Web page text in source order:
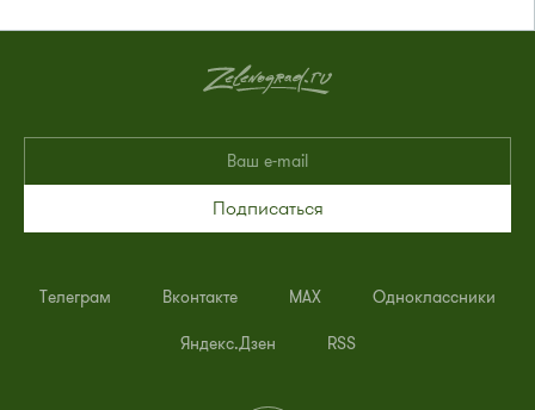
Подписаться
Телеграм Вконтакте MAX Одноклассники
Яндекс.Дзен RSS